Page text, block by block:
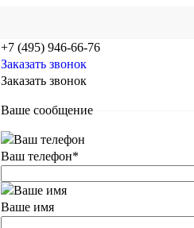
+7 (495) 946-66-76
Заказать звонок
Заказать звонок
Ваше сообщение
Ваш телефон*
Ваше имя